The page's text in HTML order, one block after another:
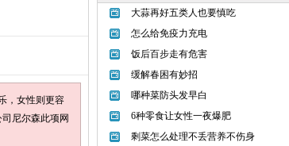
，女性则更容
尼尔森此项网
大蒜再好五类人也要慎吃
怎么给免疫力充电
饭后百步走有危害
缓解春困有妙招
哪种菜防头发早白
6种零食让女性一夜爆肥
剩菜怎么处理不丢营养不伤身